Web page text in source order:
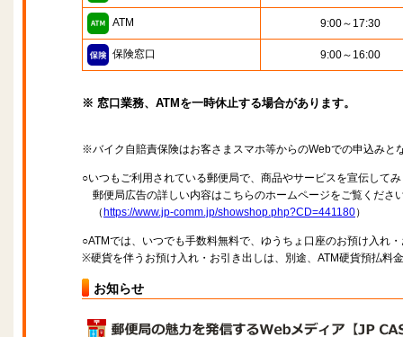
ATM 9:00～17:30
保険窓口 9:00～16:00
※ 窓口業務、ATMを一時休止する場合があります。
※バイク自賠責保険はお客さまスマホ等からのWebでの申込みと
○いつもご利用されている郵便局で、商品やサービスを宣伝して
郵便局広告の詳しい内容はこちらのホームページをご覧くださ
（ https://www.jp-comm.jp/showshop.php?CD=441180）
○ATMでは、いつでも手数料無料で、ゆうちょ口座のお預け入れ
※硬貨を伴うお預け入れ・お引き出しは、別途、ATM硬貨預払料
お知らせ